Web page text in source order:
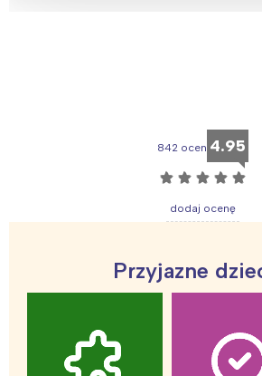
842 ocen 4.95
☆ ☆ ☆ ☆ ☆
dodaj ocenę
Przyjazne